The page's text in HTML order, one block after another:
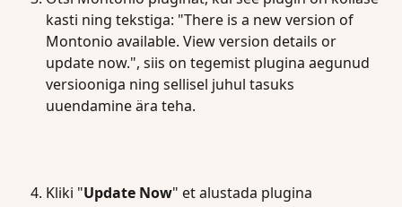
kasti ning tekstiga: "There is a new version of
Montonio available. View version details or
update now.", siis on tegemist plugina aegunud
versiooniga ning sellisel juhul tasuks
uuendamine ära teha.
Kliki "Update Now" et alustada plugina